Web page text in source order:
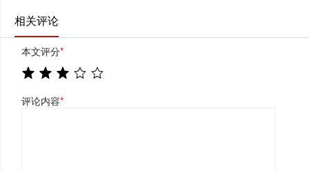
相关评论
本文评分*
评论内容*